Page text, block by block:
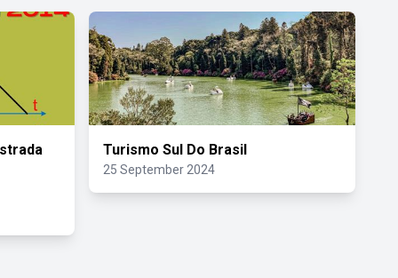
Turismo Sul Do Brasil
25 September 2024